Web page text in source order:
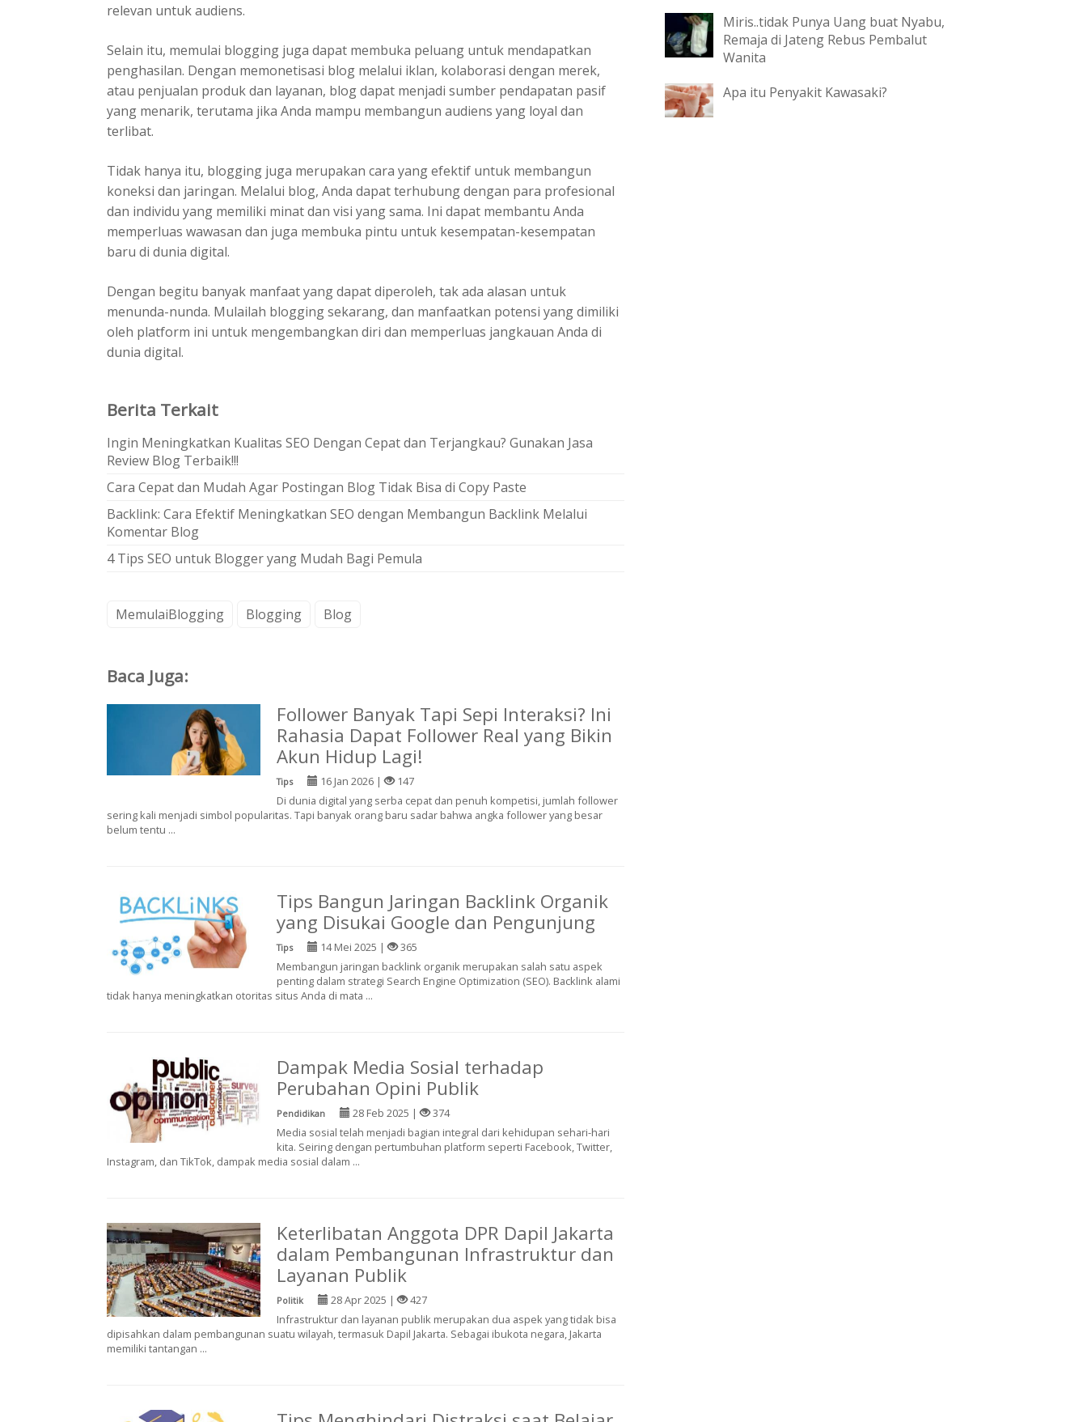
relevan untuk audiens.
Selain itu, memulai blogging juga dapat membuka peluang untuk mendapatkan
penghasilan. Dengan memonetisasi blog melalui iklan, kolaborasi dengan merek,
atau penjualan produk dan layanan, blog dapat menjadi sumber pendapatan pasif
yang menarik, terutama jika Anda mampu membangun audiens yang loyal dan
terlibat.
Tidak hanya itu, blogging juga merupakan cara yang efektif untuk membangun
koneksi dan jaringan. Melalui blog, Anda dapat terhubung dengan para profesional
dan individu yang memiliki minat dan visi yang sama. Ini dapat membantu Anda
memperluas wawasan dan juga membuka pintu untuk kesempatan-kesempatan
baru di dunia digital.
Dengan begitu banyak manfaat yang dapat diperoleh, tak ada alasan untuk
menunda-nunda. Mulailah blogging sekarang, dan manfaatkan potensi yang dimiliki
oleh platform ini untuk mengembangkan diri dan memperluas jangkauan Anda di
dunia digital.
Berita Terkait
Ingin Meningkatkan Kualitas SEO Dengan Cepat dan Terjangkau? Gunakan Jasa
Review Blog Terbaik!!!
Cara Cepat dan Mudah Agar Postingan Blog Tidak Bisa di Copy Paste
Backlink: Cara Efektif Meningkatkan SEO dengan Membangun Backlink Melalui
Komentar Blog
4 Tips SEO untuk Blogger yang Mudah Bagi Pemula
MemulaiBlogging Blogging Blog
Baca Juga:
Follower Banyak Tapi Sepi Interaksi? Ini
Rahasia Dapat Follower Real yang Bikin
Akun Hidup Lagi!
Tips 16 Jan 2026 |
147
Di dunia digital yang serba cepat dan penuh kompetisi, jumlah follower
sering kali menjadi simbol popularitas. Tapi banyak orang baru sadar bahwa angka follower yang besar
belum tentu ...
Tips Bangun Jaringan Backlink Organik
yang Disukai Google dan Pengunjung
Tips 14 Mei 2025 |
365
Membangun jaringan backlink organik merupakan salah satu aspek
penting dalam strategi Search Engine Optimization (SEO). Backlink alami
tidak hanya meningkatkan otoritas situs Anda di mata ...
Dampak Media Sosial terhadap
Perubahan Opini Publik
Pendidikan 28 Feb 2025 |
374
Media sosial telah menjadi bagian integral dari kehidupan sehari-hari
kita. Seiring dengan pertumbuhan platform seperti Facebook, Twitter,
Instagram, dan TikTok, dampak media sosial dalam ...
Keterlibatan Anggota DPR Dapil Jakarta
dalam Pembangunan Infrastruktur dan
Layanan Publik
Politik 28 Apr 2025 |
427
Infrastruktur dan layanan publik merupakan dua aspek yang tidak bisa
dipisahkan dalam pembangunan suatu wilayah, termasuk Dapil Jakarta. Sebagai ibukota negara, Jakarta
memiliki tantangan ...
Miris..tidak Punya Uang buat Nyabu,
Remaja di Jateng Rebus Pembalut
Wanita
Apa itu Penyakit Kawasaki?